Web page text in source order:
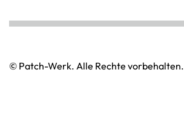
© Patch-Werk. Alle Rechte vorbehalten.